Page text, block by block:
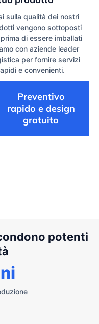
sulla qualità dei nostri
vengono sottoposti
di essere imballati
con aziende leader
per fornire servizi
e convenienti.
Preventivo
rapido e design
gratuito
potenti